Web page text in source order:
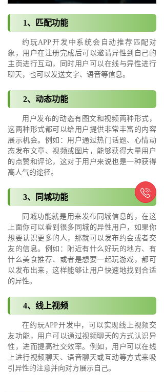
1、匹配功能
约玩APP开发中系统会自动推荐匹配对
象，用户在注册完成后可以邀请异性到自己的
主页进行互动，同时用户可以在线与异性进行
聊天，也可以发送文字、语音等信息。
2、动态功能
用户发布的动态有图文和视频两种形式，
这两种形式都可以给用户提供非常丰富的内容
展示机会。例如：用户通过热门话题、心情动
态发布文章、视频或图片，能够获得大量用户
的点赞和评论，这对于用户来说也是一种获得
高人气的途径。
3、同城功能
同城功能就是用来发布同城信息的，在这
上面你可以看到很多同城的异性用户，如果你
想要认识更多的人，那就可以发布约会或者交
友的信息。例如：附近有什么好玩的地方、有
什么美食推荐、或者是想要一起玩游戏，都可
以发布出来，这样能够让用户快速地找到合适
的异性。
4、线上视频
在约玩APP开发中，可以实现线上视频交
友功能，用户可以通过视频聊天的方式认识异
性，进而提高社交效率。例如，用户可以在线
上进行视频聊天、语音聊天或互动等方式来吸
引异性的注意并向对方展示自己。
